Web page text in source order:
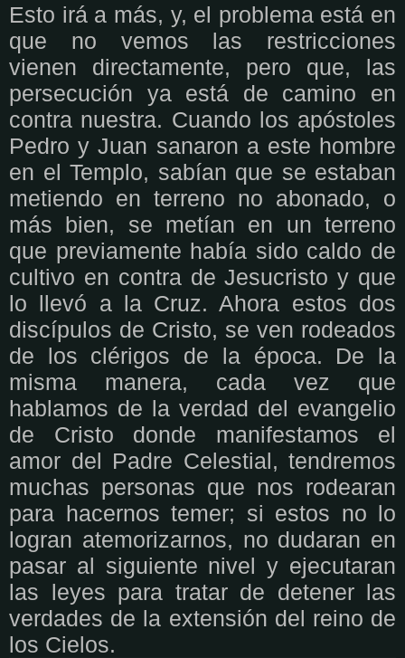
Esto irá a más, y, el problema está en
que no vemos las restricciones
vienen directamente, pero que, las
persecución ya está de camino en
contra nuestra. Cuando los apóstoles
Pedro y Juan sanaron a este hombre
en el Templo, sabían que se estaban
metiendo en terreno no abonado, o
más bien, se metían en un terreno
que previamente había sido caldo de
cultivo en contra de Jesucristo y que
lo llevó a la Cruz. Ahora estos dos
discípulos de Cristo, se ven rodeados
de los clérigos de la época. De la
misma manera, cada vez que
hablamos de la verdad del evangelio
de Cristo donde manifestamos el
amor del Padre Celestial, tendremos
muchas personas que nos rodearan
para hacernos temer; si estos no lo
logran atemorizarnos, no dudaran en
pasar al siguiente nivel y ejecutaran
las leyes para tratar de detener las
verdades de la extensión del reino de
los Cielos.